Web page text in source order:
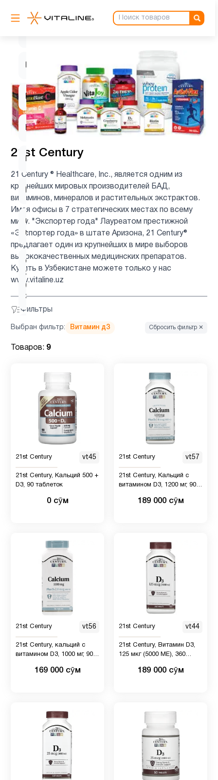
21st Century
21 Century ® Healthcare, Inc., является одним из
крупнейших мировых производителей БАД,
витаминов, минералов и растительных экстрактов.
Имея офисы в 7 стратегических местах по всему
миру. "Экспортер года" Лауреатом престижной
«Экспортер года» в штате Аризона, 21 Century®
предлагает один из крупнейших в мире выборов
высококачественных медицинских препаратов.
Купить в Узбекистане можете только у нас
www.vitaline.uz
Фильтры
1
Мелатонин 3
Минералы
Мультивитамины 1
ногти и
волосы
8
Омега
3
(omega
3)
1
Пожилым
Препараты
с магнием
3
Продукты
2
Рыбий
1
Селен 1
Система
Спорт
1
Цинк 4
Яблочный
1
Выбран фильтр: Витамин д3 Сбросить фильтр ✕
Товаров: 9
21st Century vt45
21st Century, Кальций 500 +
D3, 90 таблеток
0 сӯм
21st Century vt57
21st Century, Кальций с
витамином D3, 1200 мг, 90
высвобождением
189 000 сӯм
21st Century vt56
21st Century, кальций с
витамином D3, 1000 мг, 90
169 000 сӯм
21st Century vt44
21st Century, Витамин D3,
125 мкг (5000 МЕ), 360
189 000 сӯм